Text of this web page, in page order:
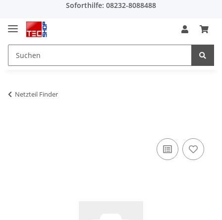
Soforthilfe: 08232-8088488
Netzteil Finder